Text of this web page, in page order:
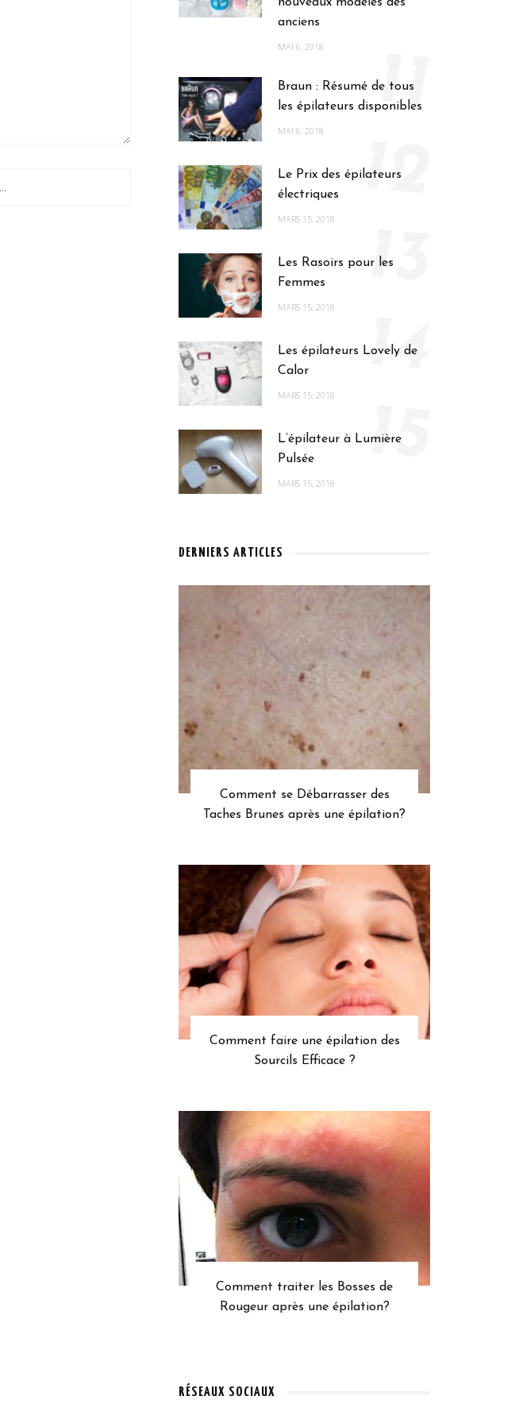
anciens
MAI 6, 2018
Braun : Résumé de tous
les épilateurs disponibles
MAI 6, 2018
11
Le Prix des épilateurs
électriques
MARS 15, 2018
12
Les Rasoirs pour les
Femmes
MARS 15, 2018
13
Les épilateurs Lovely de
Calor
MARS 15, 2018
14
L’épilateur à Lumière
Pulsée
MARS 15, 2018
15
DERNIERS ARTICLES
Comment se Débarrasser des
Taches Brunes après une épilation?
Comment faire une épilation des
Sourcils Efficace ?
Comment traiter les Bosses de
Rougeur après une épilation?
RÉSEAUX SOCIAUX